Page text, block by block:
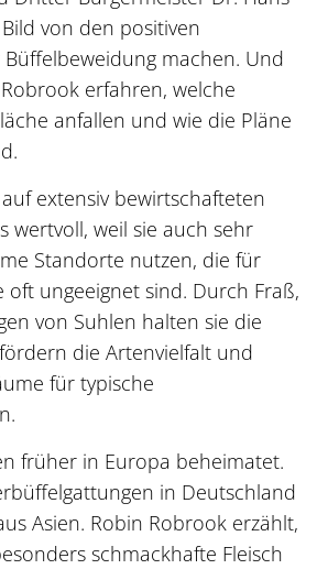
von den positiven
machen. Und
erfahren, welche
anfallen und wie die Pläne
extensiv bewirtschafteten
wertvoll, weil sie auch sehr
Standorte nutzen, die für
oft ungeeignet sind. Durch Fraß,
von Suhlen halten sie die
die Artenvielfalt und
für typische
früher in Europa beheimatet.
in Deutschland
Asien. Robin Robrook erzählt,
schmackhafte Fleisch